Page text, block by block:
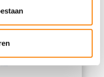
combineren met andere
van hun services.